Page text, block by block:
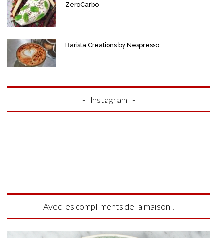
ZeroCarbo
Barista Creations by Nespresso
Instagram
Avec les compliments de la maison !